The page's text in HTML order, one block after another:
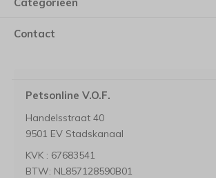
Contact
Petsonline V.O.F.
Handelsstraat 40
9501 EV Stadskanaal
KVK : 67683541
BTW: NL857128590B01